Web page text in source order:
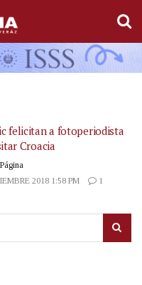
felicitan a fotoperiodista
Croacia
2018 1:58 PM
1